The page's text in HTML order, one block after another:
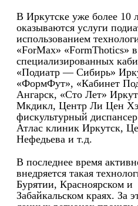
В Иркутске уже более 10
оказываются услуги
использованием
«ForMax» «FormThotics»
специализированных
«Подиатр — Сибирь»
«ФормФут», «Кабинет
Ангарск, «Сто Лет»
Мкдикл, Центр Ли Цен
фискультурный
Атлас клиник Иркутск,
Нефедьева и т.д.
В последнее время
внедряется такая
Бурятии, Красноярском и
Забайкальском краях. За